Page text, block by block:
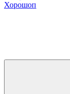
Хорошоп